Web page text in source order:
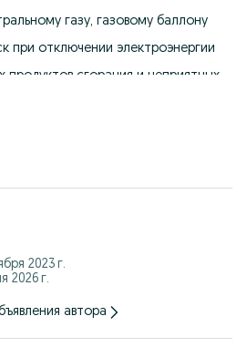
газу, газовому баллону
при отключении электроэнергии
продуктов сгорания и неприятных
услуг:
и ремонт.
под ключ !
2023 г.
2026 г.
автора